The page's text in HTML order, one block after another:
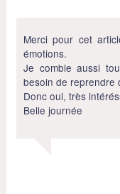
Merci pour cet
émotions.
Je comble aussi
besoin de reprendre
Donc oui, très
Belle journée